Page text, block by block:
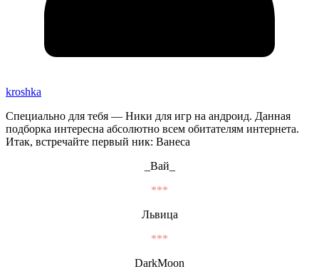
kroshka
Специально для тебя — Ники для игр на андроид. Данная
подборка интересна абсолютно всем обитателям интернета.
Итак, встречайте первый ник: Ванеса
_Вай_
***
Львица
***
DarkMoon